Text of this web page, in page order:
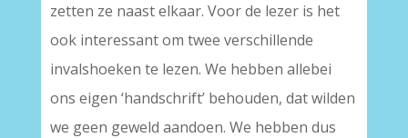
zetten ze naast elkaar. Voor de lezer is het
ook interessant om twee verschillende
invalshoeken te lezen. We hebben allebei
ons eigen ‘handschrift’ behouden, dat wilden
we geen geweld aandoen. We hebben dus